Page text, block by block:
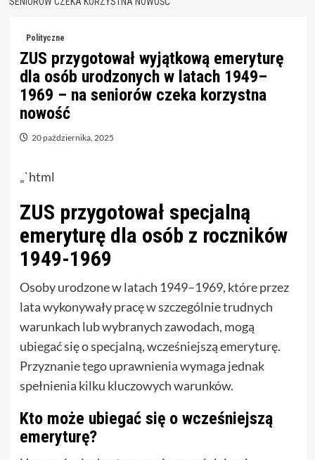
Polityczne
ZUS przygotował wyjątkową emeryturę
dla osób urodzonych w latach 1949–
1969 – na seniorów czeka korzystna
nowość
20 października, 2025
„`html
ZUS przygotował specjalną
emeryturę dla osób z roczników
1949-1969
Osoby urodzone w latach 1949–1969, które przez
lata wykonywały pracę w szczególnie trudnych
warunkach lub wybranych zawodach, mogą
ubiegać się o specjalną, wcześniejszą emeryturę.
Przyznanie tego uprawnienia wymaga jednak
spełnienia kilku kluczowych warunków.
Kto może ubiegać się o wcześniejszą
emeryturę?